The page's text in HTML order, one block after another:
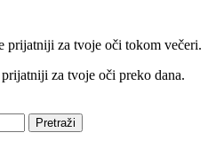
prijatniji za tvoje oči tokom večeri.
za tvoje oči preko dana.
Pretraži